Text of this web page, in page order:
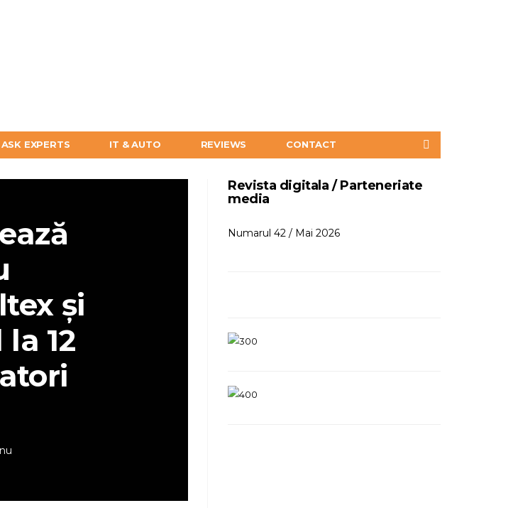
ASK EXPERTS IT & AUTO REVIEWS CONTACT
și
12
Revista digitala / Parteneriate
media
Numarul 42 / Mai 2026